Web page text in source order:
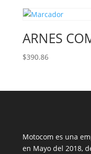
ARNES
$390.86
Motocom es una
en Mayo del 2018,